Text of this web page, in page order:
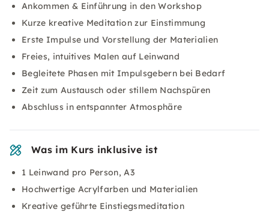
Ankommen & Einführung in den Workshop
Kurze kreative Meditation zur Einstimmung
Erste Impulse und Vorstellung der Materialien
Freies, intuitives Malen auf Leinwand
Begleitete Phasen mit Impulsgebern bei Bedarf
Zeit zum Austausch oder stillem Nachspüren
Abschluss in entspannter Atmosphäre
Was im Kurs inklusive ist
1 Leinwand pro Person, A3
Hochwertige Acrylfarben und Materialien
Kreative geführte Einstiegsmeditation